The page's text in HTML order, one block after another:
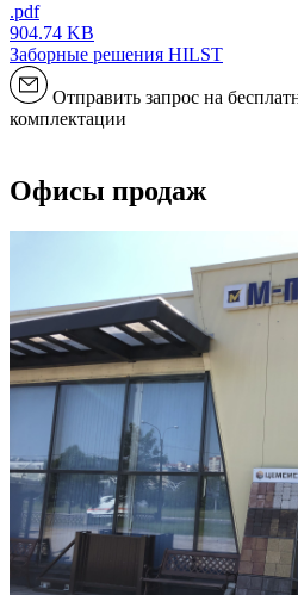
.pdf
904.74 KB
Заборные решения HILST
Отправить запрос на
комплектации
Офисы продаж